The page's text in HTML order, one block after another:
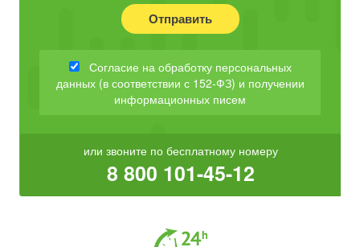
Отправить
Согласие на обработку персональных
данных (в соответствии с 152-ФЗ) и получении
информационных писем
или звоните по бесплатному номеру
8 800 101-45-12